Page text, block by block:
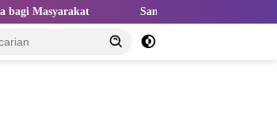
Sangat Perlu Kolaborasi Kampus dan Industri